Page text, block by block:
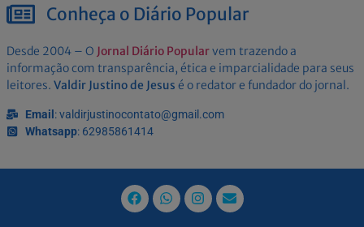
Conheça o Diário Popular
Desde 2004 – O Jornal Diário Popularvem trazendo a
informação com transparência, ética e imparcialidade para seus
leitores. Valdir Justino de Jesus é o redator e fundador do jornal.
Email: valdirjustinocontato@gmail.com
Whatsapp: 62985861414